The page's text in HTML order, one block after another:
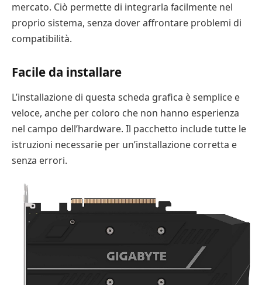
mercato. Ciò permette di integrarla facilmente nel
proprio sistema, senza dover affrontare problemi di
compatibilità.
Facile da installare
L’installazione di questa scheda grafica è semplice e
veloce, anche per coloro che non hanno esperienza
nel campo dell’hardware. Il pacchetto include tutte le
istruzioni necessarie per un’installazione corretta e
senza errori.